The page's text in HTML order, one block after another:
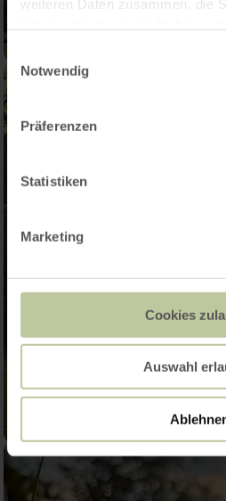
weiteren Daten zusammen, die
Notwendig
Präferenzen
Statistiken
Marketing
Cookies
Auswahl